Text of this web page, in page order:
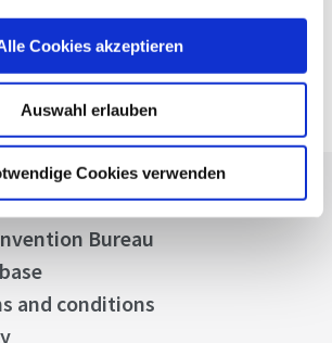
Cookies akzeptieren
Auswahl erlauben
Cookies verwenden
Maps Route
Bureau
and conditions